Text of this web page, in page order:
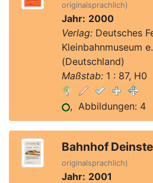
originalsprachlich)
Jahr: 2000
Verlag:Deutsches
Kleinbahnmuseum
(Deutschland)
Maßstab:1 : 87, H0
, Abbildungen: 4
Bahnhof Deinste
originalsprachlich)
Jahr: 2001